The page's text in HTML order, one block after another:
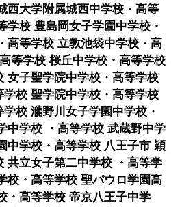
西大学附属城西中学校・高等
学校 豊島岡女子学園中学校・
高等学校 立教池袋中学校・高
等学校 桜丘中学校・高等学校
女子聖学院中学校・高等学校
校 聖学院中学校・高等学校
校 瀧野川女子学園中学校・
中学校 ・高等学校 武蔵野中学
中学校・高等学校 八王子市 穎
共立女子第二中学校 ・高等学
校・高等学校 聖パウロ学園高
・高等学校 帝京八王子中学